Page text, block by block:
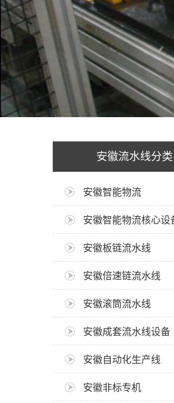
安徽流水线分类
安徽智能物流
安徽智能物流核心设
安徽板链流水线
安徽倍速链流水线
安徽滚筒流水线
安徽成套流水线设备
安徽自动化生产线
安徽非标专机